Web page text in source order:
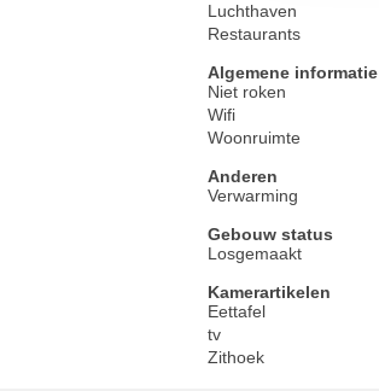
Luchthaven
Restaurants
Algemene informatie
Niet roken
Wifi
Woonruimte
Anderen
Verwarming
Gebouw status
Losgemaakt
Kamerartikelen
Eettafel
tv
Zithoek